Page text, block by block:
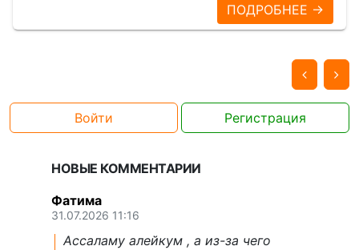
ПОДРОБНЕЕ →
Войти Регистрация
НОВЫЕ КОММЕНТАРИИ
Фатима
31.07.2026 11:16
Ассаламу алейкум , а из-за чего